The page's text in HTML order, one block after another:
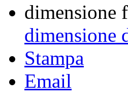
dimensione
dimensione
Stampa
Email